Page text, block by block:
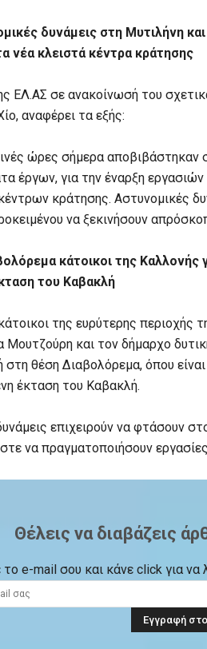
δυνάμεις στη Μυτιλήνη
νέα κλειστά κέντρα κράτησης
ΕΛ.ΑΣ σε ανακοίνωσή του
αναφέρει τα εξής:
ώρες σήμερα αποβιβάστηκαν
έργων, για την έναρξη
κράτησης. Αστυνομικές
να ξεκινήσουν
κάτοικοι της
του Καβακλή
της ευρύτερης περιοχής
Μουτζούρη και τον δήμαρχο
στη θέση Διαβολόρεμα, όπου
έκταση του Καβακλή.
επιχειρούν να φτάσουν
να πραγματοποιήσουν
Θέλεις να διαβάζεις
το e-mail σου και κάνε click για